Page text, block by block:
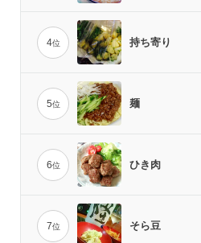
4位 持ち寄り
5位 麺
6位 ひき肉
7位 そら豆